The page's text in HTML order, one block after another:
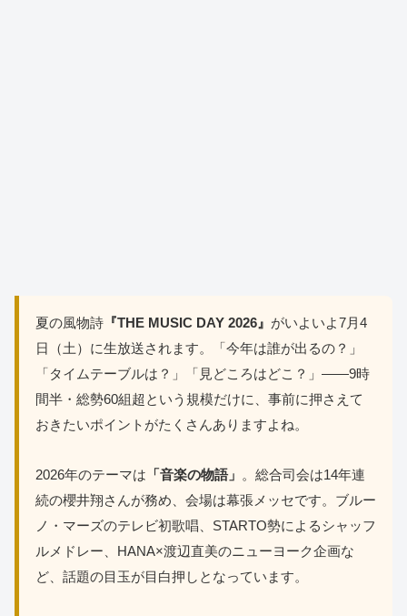
夏の風物詩 『THE MUSIC DAY 2026』 がいよいよ7月4
日（土）に生放送されます。「今年は誰が出るの？」
「タイムテーブルは？」「見どころはどこ？」――9時
間半・総勢60組超という規模だけに、事前に押さえて
おきたいポイントがたくさんありますよね。
2026年のテーマは 「音楽の物語」 。総合司会は14年連
続の櫻井翔さんが務め、会場は幕張メッセです。ブルー
ノ・マーズのテレビ初歌唱、STARTO勢によるシャッフ
ルメドレー、HANA×渡辺直美のニューヨーク企画な
ど、話題の目玉が目白押しとなっています。